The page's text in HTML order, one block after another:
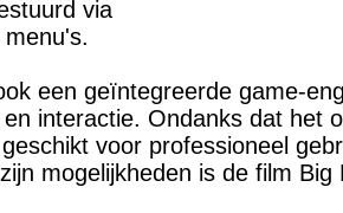
via
een geïntegreerde game-
interactie. Ondanks dat het
voor professioneel
mogelijkheden is de film Big